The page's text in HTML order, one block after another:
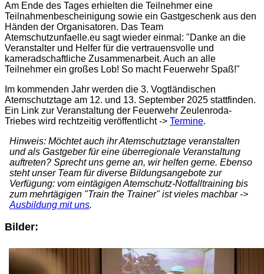
Am Ende des Tages erhielten die Teilnehmer eine
Teilnahmenbescheinigung sowie ein Gastgeschenk aus den
Händen der Organisatoren. Das Team
Atemschutzunfaelle.eu sagt wieder einmal: "Danke an die
Veranstalter und Helfer für die vertrauensvolle und
kameradschaftliche Zusammenarbeit. Auch an alle
Teilnehmer ein großes Lob! So macht Feuerwehr Spaß!"
Im kommenden Jahr werden die 3. Vogtländischen
Atemschutztage am 12. und 13. September 2025 stattfinden.
Ein Link zur Veranstaltung der Feuerwehr Zeulenroda-
Triebes wird rechtzeitig veröffentlicht -> Termine.
Hinweis: Möchtet auch ihr Atemschutztage veranstalten
und als Gastgeber für eine überregionale Veranstaltung
auftreten? Sprecht uns gerne an, wir helfen gerne. Ebenso
steht unser Team für diverse Bildungsangebote zur
Verfügung: vom eintägigen Atemschutz-Notfalltraining bis
zum mehrtägigen "Train the Trainer" ist vieles machbar ->
Ausbildung mit uns.
Bilder: